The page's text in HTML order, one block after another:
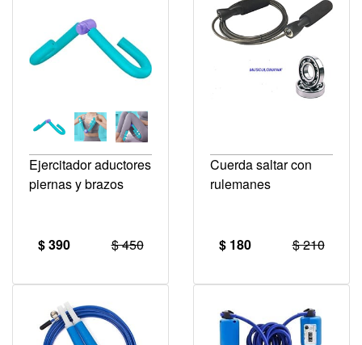
Ejercitador aductores
piernas y brazos
$ 390 $ 450
Cuerda saltar con
rulemanes
$ 180 $ 210